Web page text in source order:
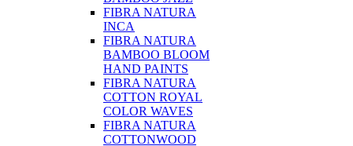
FIBRA NATURA
INCA
FIBRA NATURA
BAMBOO BLOOM
HAND PAINTS
FIBRA NATURA
COTTON ROYAL
COLOR WAVES
FIBRA NATURA
COTTONWOOD